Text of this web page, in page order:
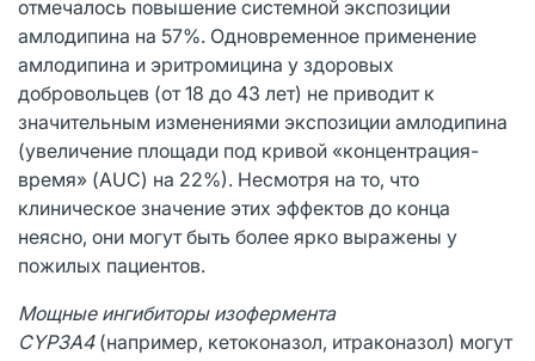
отмечалось повышение системной экспозиции
амлодипина на 57%. Одновременное применение
амлодипина и эритромицина у здоровых
добровольцев (от 18 до 43 лет) не приводит к
значительным изменениями экспозиции амлодипина
(увеличение площади под кривой «концентрация-
время» (AUC) на 22%). Несмотря на то, что
клиническое значение этих эффектов до конца
неясно, они могут быть более ярко выражены у
пожилых пациентов.
Мощные ингибиторы изофермента
CYP3A4(например, кетоконазол, итраконазол) могут